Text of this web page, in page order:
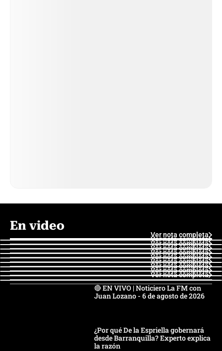
En video
Ver nota completa
Ver nota completa
Ver nota completa
Ver nota completa
Ver nota completa
Ver nota completa
Ver nota completa
Ver nota completa
Ver nota completa
Ver nota completa
🔴 EN VIVO | Noticiero La FM con
Juan Lozano - 6 de agosto de 2026
¿Por qué De la Espriella gobernará
desde Barranquilla? Experto explica
la razón